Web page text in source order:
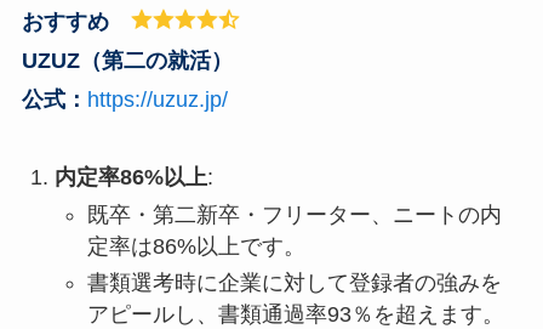
おすすめ
UZUZ（第二の就活）
公式： https://uzuz.jp/
内定率86%以上:
既卒・第二新卒・フリーター、ニートの内
定率は86%以上です。
書類選考時に企業に対して登録者の強みを
アピールし、書類通過率93％を超えます。